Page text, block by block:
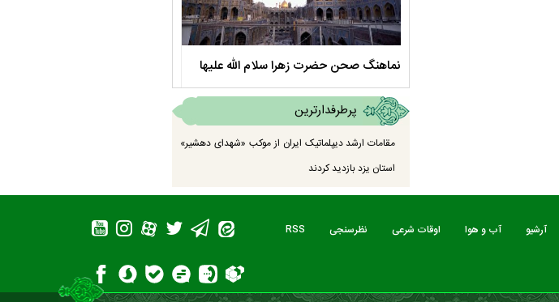
نماهنگ صحن حضرت زهرا سلام الله علیها
پرطرفدارترین
مقامات ارشد دیپلماتیک ایران از موکب «شهدای دهشیر»
استان یزد بازدید کردند
آرشیو آب و هوا اوقات شرعی نظرسنجی RSS